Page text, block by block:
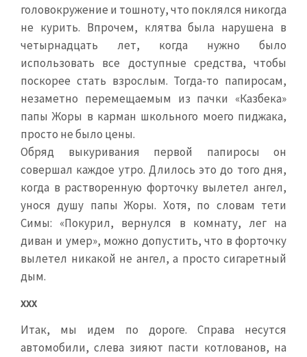
головокружение и тошноту, что поклялся никогда
не курить. Впрочем, клятва была нарушена в
четырнадцать лет, когда нужно было
использовать все доступные средства, чтобы
поскорее стать взрослым. Тогда-то папиросам,
незаметно перемещаемым из пачки «Казбека»
папы Жоры в карман школьного моего пиджака,
просто не было цены.
Обряд выкуривания первой папиросы он
совершал каждое утро. Длилось это до того дня,
когда в растворенную форточку вылетел ангел,
унося душу папы Жоры. Хотя, по словам тети
Симы: «Покурил, вернулся в комнату, лег на
диван и умер», можно допустить, что в форточку
вылетел никакой не ангел, а просто сигаретный
дым.
ххх
Итак, мы идем по дороге. Справа несутся
автомобили, слева зияют пасти котлованов, на